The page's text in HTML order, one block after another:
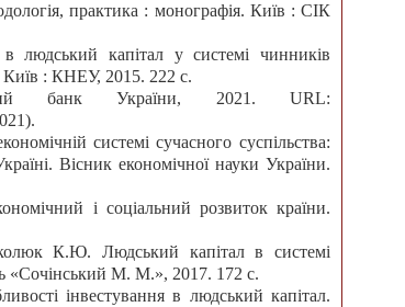
практика : монографія. Київ : СІК
капітал у системі чинників
Київ : КНЕУ, 2015. 222 с.
банк України, 2021. URL:
системі сучасного суспільства:
Вісник економічної науки України.
і соціальний розвиток країни.
К.Ю. Людський капітал в системі
«Сочінський М. М.», 2017. 172 с.
інвестування в людський капітал.